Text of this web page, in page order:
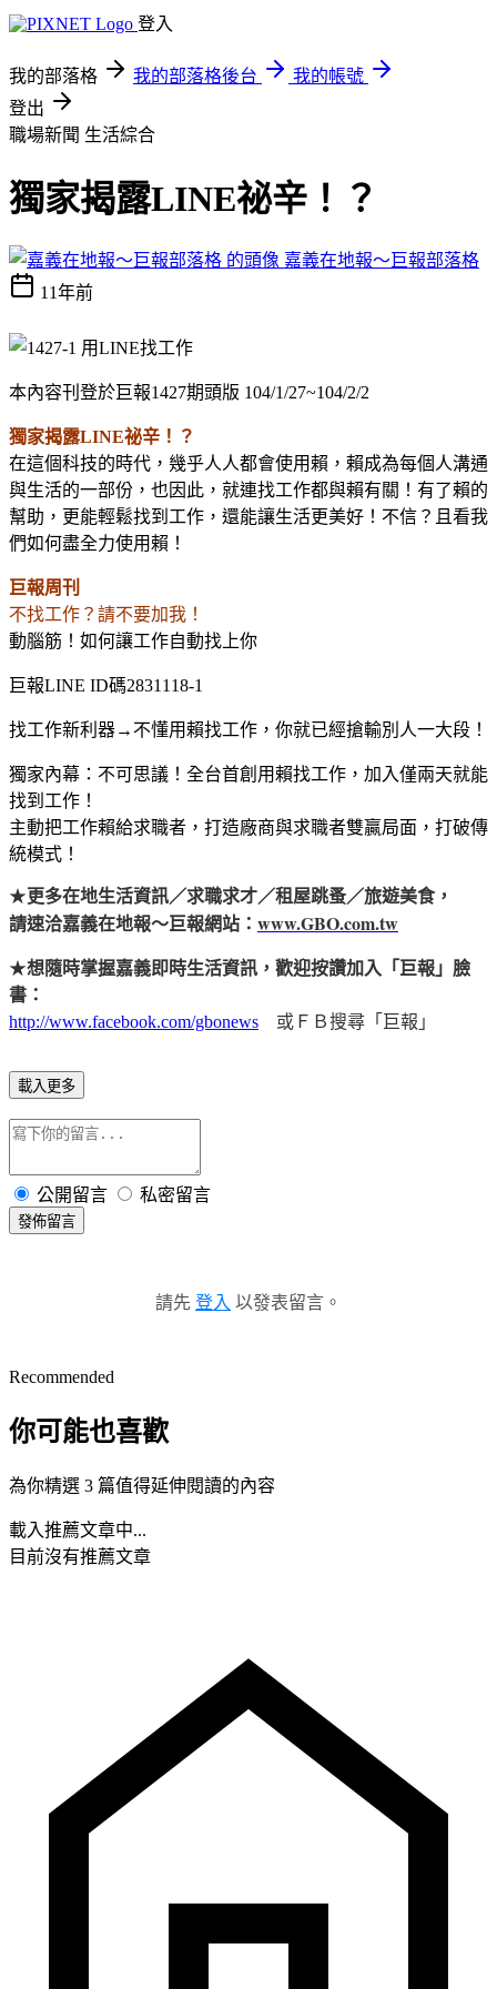
登入
我的部落格 我的部落格後台
我的帳號
登出
職場新聞 生活綜合
獨家揭露LINE祕辛！？
嘉義在地報～巨報部落格
11年前
本內容刊登於巨報1427期頭版 104/1/27~104/2/2
獨家揭露LINE祕辛！？
在這個科技的時代，幾乎人人都會使用賴，賴成為每個人溝通
與生活的一部份，也因此，就連找工作都與賴有關！有了賴的
幫助，更能輕鬆找到工作，還能讓生活更美好！不信？且看我
們如何盡全力使用賴！
巨報周刊
不找工作？請不要加我！
動腦筋！如何讓工作自動找上你
巨報LINE ID碼2831118-1
找工作新利器→不懂用賴找工作，你就已經搶輸別人一大段！
獨家內幕：不可思議！全台首創用賴找工作，加入僅兩天就能
找到工作！
主動把工作賴給求職者，打造廠商與求職者雙贏局面，打破傳
統模式！
★更多在地生活資訊／求職求才／租屋跳蚤／旅遊美食，
請速洽嘉義在地報～巨報網站： www.GBO.com.tw
★想隨時掌握嘉義即時生活資訊，歡迎按讚加入「巨報」臉
書：
http://www.facebook.com/gbonews 或ＦＢ搜尋「巨報」
載入更多
公開留言 私密留言
發佈留言
請先 登入 以發表留言。
Recommended
你可能也喜歡
為你精選 3 篇值得延伸閱讀的內容
載入推薦文章中...
目前沒有推薦文章